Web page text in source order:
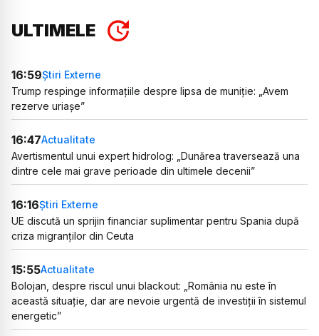
ULTIMELE
16:59Știri Externe
Trump respinge informațiile despre lipsa de muniție: „Avem
rezerve uriașe”
16:47Actualitate
Avertismentul unui expert hidrolog: „Dunărea traversează una
dintre cele mai grave perioade din ultimele decenii”
16:16Știri Externe
UE discută un sprijin financiar suplimentar pentru Spania după
criza migranților din Ceuta
15:55Actualitate
Bolojan, despre riscul unui blackout: „România nu este în
această situație, dar are nevoie urgentă de investiții în sistemul
energetic”